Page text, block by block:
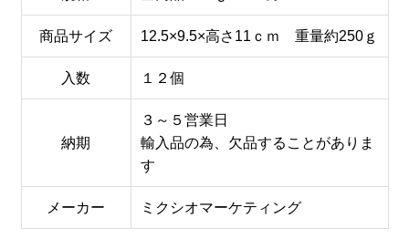
商品サイズ 12.5×9.5×高さ11ｃｍ 重量約250ｇ
入数 １２個
納期
３～５営業日
輸入品の為、欠品することがありま
す
メーカー ミクシオマーケティング